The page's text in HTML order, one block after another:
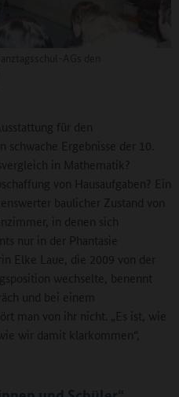
für den
schwache Ergebnisse der 10.
in Mathematik?
von Hausaufgaben? Ein
baulicher Zustand von
in denen sich
nur in der Phantasie
Elke Laue, die 2009 von der
wechselte, benennt
und bei einem
man von ihr nicht. „Es ist, wie
wir damit klarkommen“,